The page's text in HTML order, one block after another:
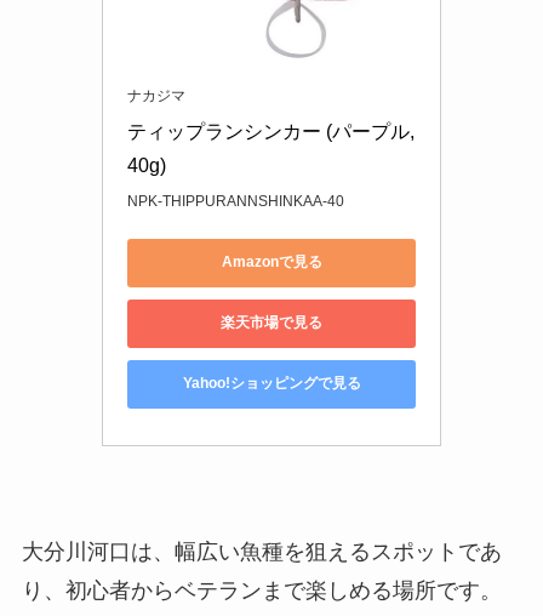
ナカジマ
ティップランシンカー (パープル,
40g)
NPK-THIPPURANNSHINKAA-40
Amazonで見る
楽天市場で見る
Yahoo!ショッピングで見る
大分川河口は、幅広い魚種を狙えるスポットであ
り、初心者からベテランまで楽しめる場所です。